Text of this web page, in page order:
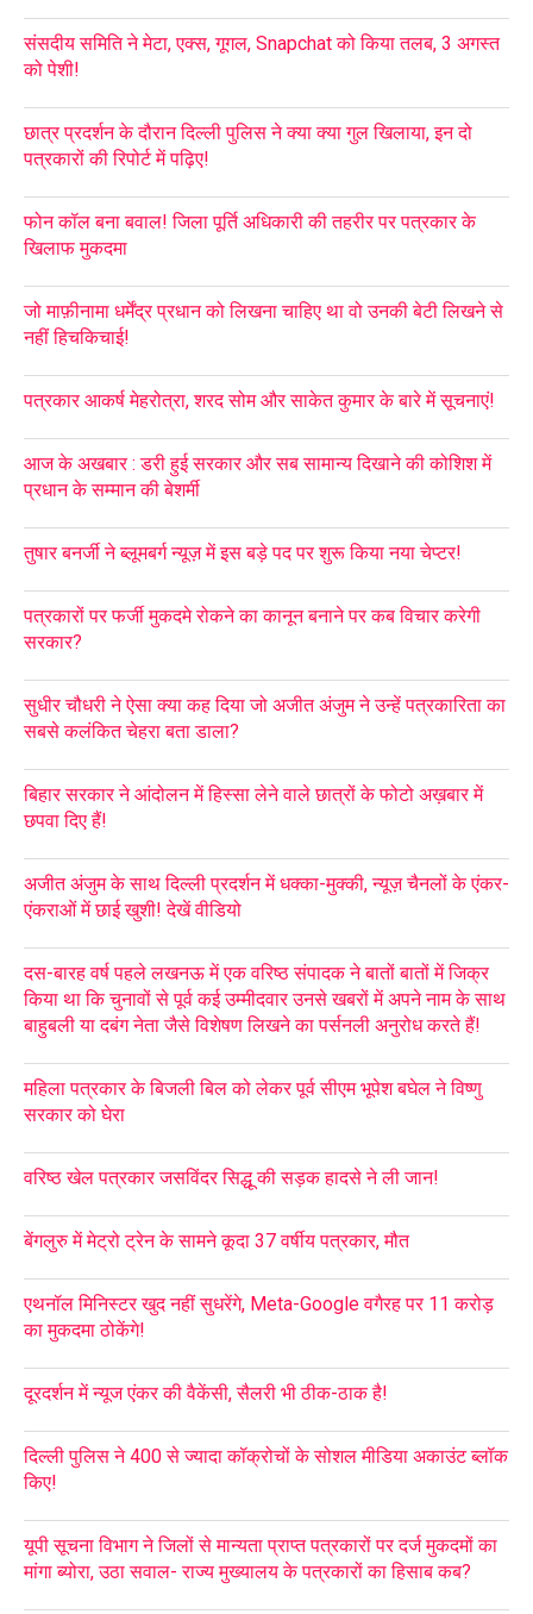
संसदीय समिति ने मेटा, एक्स, गूगल, Snapchat को किया तलब, 3 अगस्त
को पेशी!
छात्र प्रदर्शन के दौरान दिल्ली पुलिस ने क्या क्या गुल खिलाया, इन दो
पत्रकारों की रिपोर्ट में पढ़िए!
फोन कॉल बना बवाल! जिला पूर्ति अधिकारी की तहरीर पर पत्रकार के
खिलाफ मुकदमा
जो माफ़ीनामा धर्मेंद्र प्रधान को लिखना चाहिए था वो उनकी बेटी लिखने से
नहीं हिचकिचाई!
पत्रकार आकर्ष मेहरोत्रा, शरद सोम और साकेत कुमार के बारे में सूचनाएं!
आज के अखबार : डरी हुई सरकार और सब सामान्य दिखाने की कोशिश में
प्रधान के सम्मान की बेशर्मी
तुषार बनर्जी ने ब्लूमबर्ग न्यूज़ में इस बड़े पद पर शुरू किया नया चेप्टर!
पत्रकारों पर फर्जी मुकदमे रोकने का कानून बनाने पर कब विचार करेगी
सरकार?
सुधीर चौधरी ने ऐसा क्या कह दिया जो अजीत अंजुम ने उन्हें पत्रकारिता का
सबसे कलंकित चेहरा बता डाला?
बिहार सरकार ने आंदोलन में हिस्सा लेने वाले छात्रों के फोटो अख़बार में
छपवा दिए हैं!
अजीत अंजुम के साथ दिल्ली प्रदर्शन में धक्का-मुक्की, न्यूज़ चैनलों के एंकर-
एंकराओं में छाई खुशी! देखें वीडियो
दस-बारह वर्ष पहले लखनऊ में एक वरिष्ठ संपादक ने बातों बातों में जिक्र
किया था कि चुनावों से पूर्व कई उम्मीदवार उनसे खबरों में अपने नाम के साथ
बाहुबली या दबंग नेता जैसे विशेषण लिखने का पर्सनली अनुरोध करते हैं!
महिला पत्रकार के बिजली बिल को लेकर पूर्व सीएम भूपेश बघेल ने विष्णु
सरकार को घेरा
वरिष्ठ खेल पत्रकार जसविंदर सिद्धू की सड़क हादसे ने ली जान!
बेंगलुरु में मेट्रो ट्रेन के सामने कूदा 37 वर्षीय पत्रकार, मौत
एथनॉल मिनिस्टर खुद नहीं सुधरेंगे, Meta-Google वगैरह पर 11 करोड़
का मुकदमा ठोकेंगे!
दूरदर्शन में न्यूज एंकर की वैकेंसी, सैलरी भी ठीक-ठाक है!
दिल्ली पुलिस ने 400 से ज्यादा कॉक्रोचों के सोशल मीडिया अकाउंट ब्लॉक
किए!
यूपी सूचना विभाग ने जिलों से मान्यता प्राप्त पत्रकारों पर दर्ज मुकदमों का
मांगा ब्योरा, उठा सवाल- राज्य मुख्यालय के पत्रकारों का हिसाब कब?